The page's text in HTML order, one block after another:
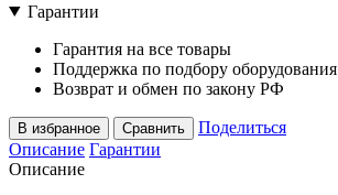
Гарантии
Гарантия на все товары
Поддержка по подбору оборудования
Возврат и обмен по закону РФ
В избранное Сравнить
Поделиться
Описание Гарантии
Описание